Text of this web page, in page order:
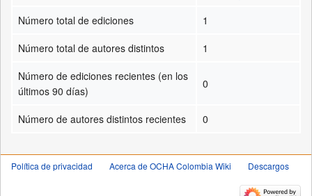
Número total de ediciones
1
Número total de autores distintos
1
Número de ediciones recientes (en los
últimos 90 días)
0
Número de autores distintos recientes 0
Política de privacidad Acerca de OCHA Colombia Wiki Descargos